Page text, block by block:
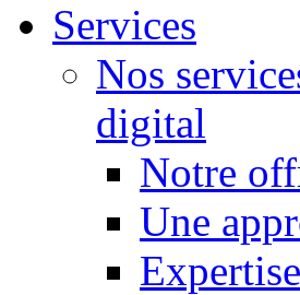
Services
Nos
digital
Notre
Une